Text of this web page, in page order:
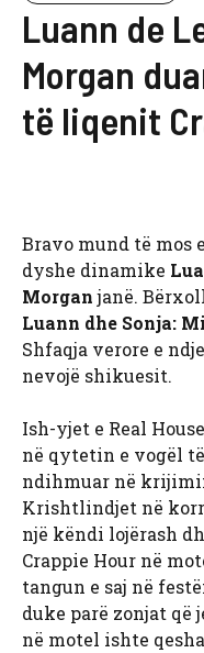
Luann de
Morgan
të liqenit
Bravo mund të mos
dyshe dinamike
Morganjanë.
Luann dhe Sonja:
Shfaqja verore e
nevojë shikuesit.
Ish-yjet e Real
në qytetin e vogël
ndihmuar në
Krishtlindjet në
një këndi lojërash
Crappie Hour në
tangun e saj në
duke parë zonjat
në motel ishte